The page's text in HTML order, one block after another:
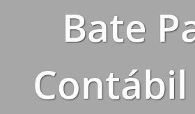
Bate
Contábil